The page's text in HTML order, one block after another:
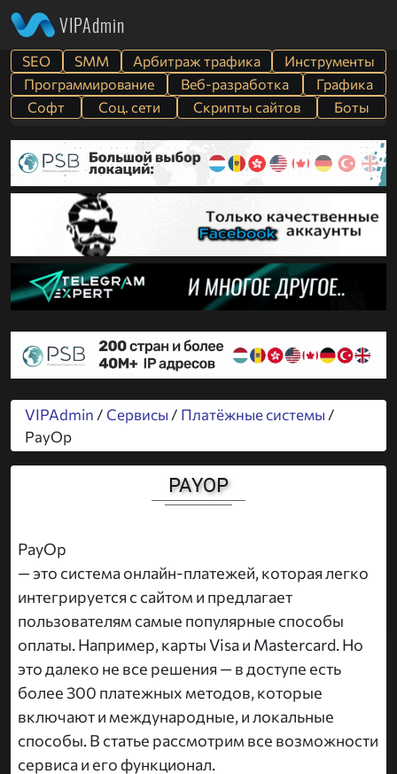
VIPAdmin
SEO SMM Арбитраж трафика
Инструменты
Программирование
Веб-разработка
Графика
Софт
Cоц. сети Скрипты сайтов Боты
VIPAdmin / Сервисы / Платёжные системы /
PayOp
PAYOP
PayOp
— это система онлайн-платежей, которая легко
интегрируется с сайтом и предлагает
пользователям самые популярные способы
оплаты. Например, карты Visa и Mastercard. Но
это далеко не все решения — в доступе есть
более 300 платежных методов, которые
включают и международные, и локальные
способы. В статье рассмотрим все возможности
сервиса и его функционал.